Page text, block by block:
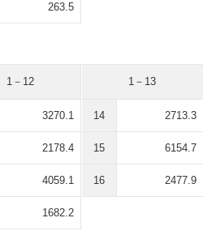
263.5
1－12
3270.1
2178.4
4059.1
1682.2
1－13
14 2713.3
15 6154.7
16 2477.9